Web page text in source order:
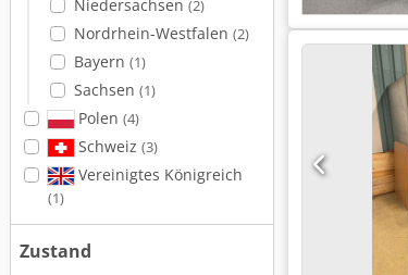
Niedersachsen (2)
Nordrhein-Westfalen (2)
Bayern (1)
Sachsen (1)
Polen (4)
Schweiz (3)
Vereinigtes Königreich
(1)
Zustand